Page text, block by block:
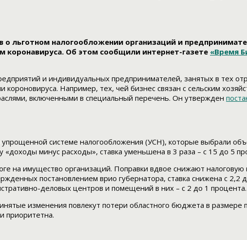
о льготном налогообложении организаций и
коронавируса. Об этом сообщили интернет-газете «Время
и индивидуальных предпринимателей, занятых в тех
Например, тех, чей бизнес связан с сельским
включенными в специальный перечень. Он утвержден
системе налогообложения (УСН), которые выбрали
«доходы минус расходы», ставка уменьшена в 3 раза – с 15 до 5
на имущество организаций. Поправки вдвое снижают
постановлением врио губернатора, ставка снижена с
деловых центров и помещений в них – с 2 до 1 процента.
изменения повлекут потери областного бюджета в
приоритетна.